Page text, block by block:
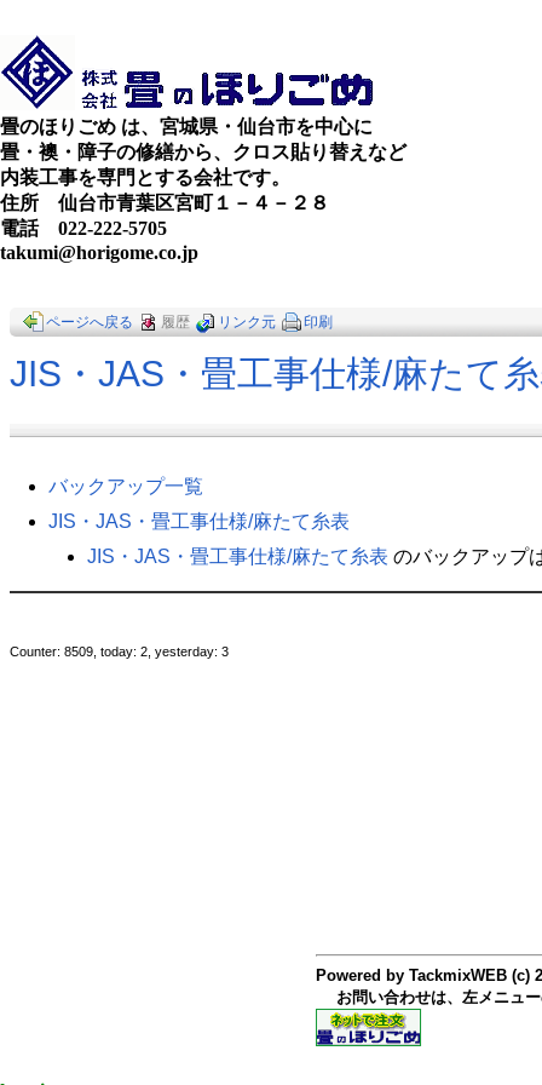
畳のほりごめ は、宮城県・仙台市を中心に
畳・襖・障子の修繕から、クロス貼り替えなど
内装工事を専門とする会社です。
住所 仙台市青葉区宮町１－４－２８
電話 022-222-5705
takumi@horigome.co.jp
ページへ戻る 履歴 リンク元 印刷
JIS・JAS・畳工事仕様​/麻たて
バックアップ一覧
JIS・JAS・畳工事仕様​/麻たて糸表
JIS・JAS・畳工事仕様​/麻たて糸表 のバックアップ
Counter: 8509, today: 2, yesterday: 3
Powered by TackmixWEB (c)
お問い合わせは、左メニュー